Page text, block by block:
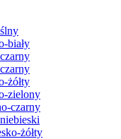
biały
żółty
zielony
czarny
żółty